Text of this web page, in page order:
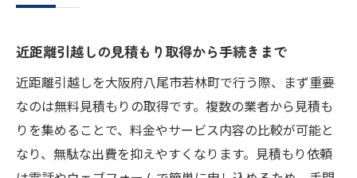
近距離引越しの見積もり取得から手続きまで
近距離引越しを大阪府八尾市若林町で行う際、まず重要
なのは無料見積もりの取得です。複数の業者から見積も
りを集めることで、料金やサービス内容の比較が可能と
なり、無駄な出費を抑えやすくなります。見積もり依頼